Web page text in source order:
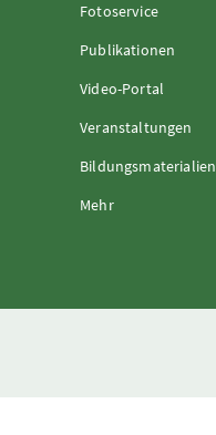
Fotoservice
Publikationen
Video-Portal
Veranstaltungen
Bildungsmaterialien
Mehr